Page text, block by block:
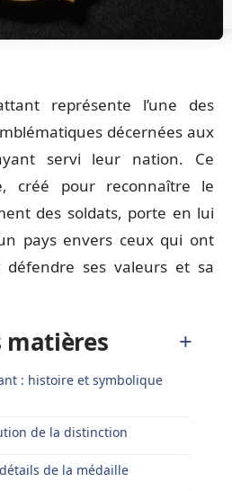
représente l’une des
décernées aux
servi leur nation. Ce
créé pour reconnaître le
des soldats, porte en lui
pays envers ceux qui ont
ses valeurs et sa
matières
: histoire et symbolique
de la distinction
de la médaille